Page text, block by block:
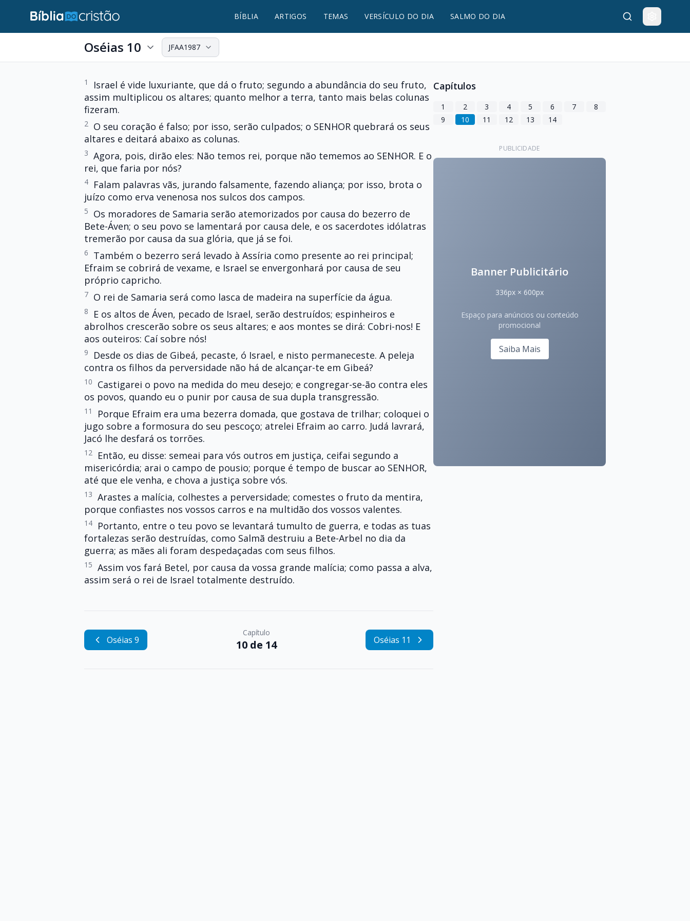
BÍBLIA ARTIGOS TEMAS VERSÍCULO DO DIA SALMO DO DIA
Oséias 10 JFAA1987
1
Israel é vide luxuriante, que dá o fruto; segundo a abundância do seu fruto,
assim multiplicou os altares; quanto melhor a terra, tanto mais belas colunas
fizeram.
2
O seu coração é falso; por isso, serão culpados; o SENHOR quebrará os seus
altares e deitará abaixo as colunas.
3 Agora, pois, dirão eles: Não temos rei, porque não tememos ao SENHOR. E o
rei, que faria por nós?
4
Falam palavras vãs, jurando falsamente, fazendo aliança; por isso, brota o
juízo como erva venenosa nos sulcos dos campos.
5
Os moradores de Samaria serão atemorizados por causa do bezerro de
Bete-Áven; o seu povo se lamentará por causa dele, e os sacerdotes idólatras
tremerão por causa da sua glória, que já se foi.
6
Também o bezerro será levado à Assíria como presente ao rei principal;
Efraim se cobrirá de vexame, e Israel se envergonhará por causa de seu
próprio capricho.
7 O rei de Samaria será como lasca de madeira na superfície da água.
8
E os altos de Áven, pecado de Israel, serão destruídos; espinheiros e
abrolhos crescerão sobre os seus altares; e aos montes se dirá: Cobri-nos! E
aos outeiros: Caí sobre nós!
9
Desde os dias de Gibeá, pecaste, ó Israel, e nisto permaneceste. A peleja
contra os filhos da perversidade não há de alcançar-te em Gibeá?
10
Castigarei o povo na medida do meu desejo; e congregar-se-ão contra eles
os povos, quando eu o punir por causa de sua dupla transgressão.
11
Porque Efraim era uma bezerra domada, que gostava de trilhar; coloquei o
jugo sobre a formosura do seu pescoço; atrelei Efraim ao carro. Judá lavrará,
Jacó lhe desfará os torrões.
12
Então, eu disse: semeai para vós outros em justiça, ceifai segundo a
misericórdia; arai o campo de pousio; porque é tempo de buscar ao SENHOR,
até que ele venha, e chova a justiça sobre vós.
13 Arastes a malícia, colhestes a perversidade; comestes o fruto da mentira,
porque confiastes nos vossos carros e na multidão dos vossos valentes.
14
Portanto, entre o teu povo se levantará tumulto de guerra, e todas as tuas
fortalezas serão destruídas, como Salmã destruiu a Bete-Arbel no dia da
guerra; as mães ali foram despedaçadas com seus filhos.
15 Assim vos fará Betel, por causa da vossa grande malícia; como passa a alva,
assim será o rei de Israel totalmente destruído.
Oséias 9
Capítulo
10 de 14 Oséias 11
Capítulos
1 2 3 4 5 6 7
8
9
10 11 12 13 14
PUBLICIDADE
Banner Publicitário
336px × 600px
Espaço para anúncios ou conteúdo
promocional
Saiba Mais